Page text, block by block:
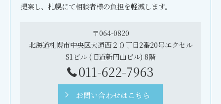
提案し、札幌にて相談者様の負担を軽減します。
〒064-0820
北海道札幌市中央区大通西２０丁目2番20号エクセル
S1ビル (旧道新円山ビル) 8階
011-622-7963
お問い合わせはこちら